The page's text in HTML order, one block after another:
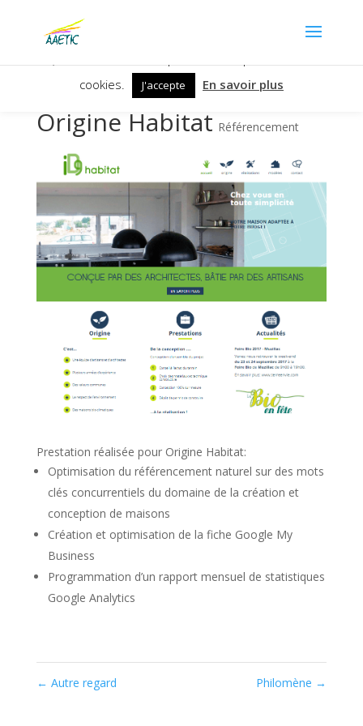
Origine Habitat Référencement
Prestation réalisée pour Origine Habitat:
Optimisation du référencement naturel sur des mots
clés concurrentiels du domaine de la création et
conception de maisons
Création et optimisation de la fiche Google My
Business
Programmation d’un rapport mensuel de statistiques
Google Analytics
← Autre regard Philomène →
Nous utilisons des cookies pour vous garantir la meilleure
expérience sur notre site. Si vous continuez à utiliser ce
cookies.
J'accepte En savoir plus